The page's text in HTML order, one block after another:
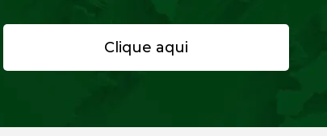
Clique aqui